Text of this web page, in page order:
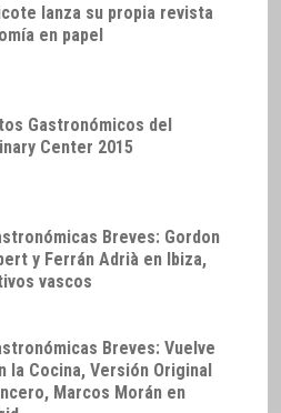
lanza su propia revista
en papel
Gastronómicos del
Center 2015
Breves: Gordon
y Ferrán Adrià en Ibiza,
vascos
Breves: Vuelve
la Cocina, Versión Original
Marcos Morán en